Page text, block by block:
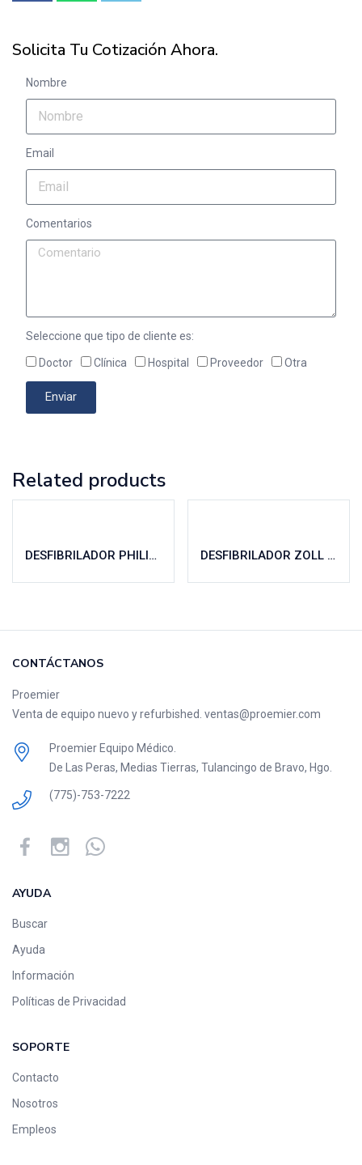
Solicita Tu Cotización Ahora.
Nombre
Email
Comentarios
Seleccione que tipo de cliente es:
Doctor Clínica Hospital Proveedor Otra
Enviar
Related products
DESFIBRILADOR PHILIPS XL DESFIBRILADOR ZOLL M SERIES
CONTÁCTANOS
Proemier
Venta de equipo nuevo y refurbished. ventas@proemier.com
Proemier Equipo Médico.
De Las Peras, Medias Tierras, Tulancingo de Bravo, Hgo.
(775)-753-7222
AYUDA
Buscar
Ayuda
Información
Políticas de Privacidad
SOPORTE
Contacto
Nosotros
Empleos